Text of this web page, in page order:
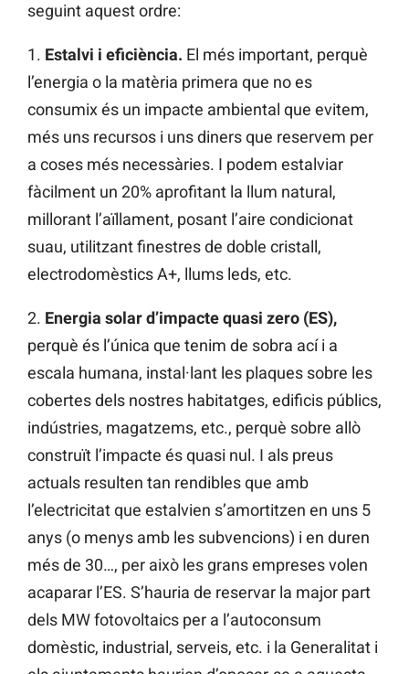
seguint aquest ordre:
1. Estalvi i eficiència. El més important, perquè
l’energia o la matèria primera que no es
consumix és un impacte ambiental que evitem,
més uns recursos i uns diners que reservem per
a coses més necessàries. I podem estalviar
fàcilment un 20% aprofitant la llum natural,
millorant l’aïllament, posant l’aire condicionat
suau, utilitzant finestres de doble cristall,
electrodomèstics A+, llums leds, etc.
2. Energia solar d’impacte quasi zero (ES),
perquè és l’única que tenim de sobra ací i a
escala humana, instal·lant les plaques sobre les
cobertes dels nostres habitatges, edificis públics,
indústries, magatzems, etc., perquè sobre allò
construït l’impacte és quasi nul. I als preus
actuals resulten tan rendibles que amb
l’electricitat que estalvien s’amortitzen en uns 5
anys (o menys amb les subvencions) i en duren
més de 30…, per això les grans empreses volen
acaparar l’ES. S’hauria de reservar la major part
dels MW fotovoltaics per a l’autoconsum
domèstic, industrial, serveis, etc. i la Generalitat i